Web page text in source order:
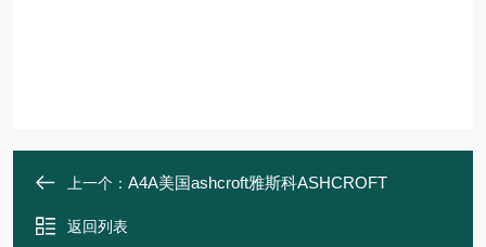
上一个： A4A美国ashcroft雅斯科ASHCROFT
返回列表